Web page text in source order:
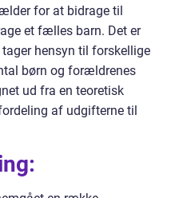
for at bidrage til
et fælles barn. Det er
hensyn til forskellige
børn og forældrenes
ud fra en teoretisk
af udgifterne til